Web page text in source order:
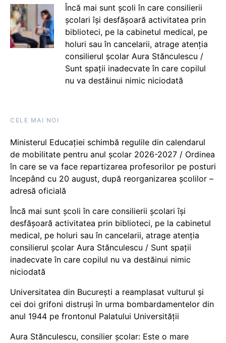
Încă mai sunt școli în care consilierii
școlari își desfășoară activitatea prin
biblioteci, pe la cabinetul medical, pe
holuri sau în cancelarii, atrage atenția
consilierul școlar Aura Stănculescu /
Sunt spații inadecvate în care copilul
nu va destăinui nimic niciodată
CELE MAI NOI
Ministerul Educației schimbă regulile din calendarul
de mobilitate pentru anul școlar 2026-2027 / Ordinea
în care se va face repartizarea profesorilor pe posturi
începând cu 20 august, după reorganizarea școlilor –
adresă oficială
Încă mai sunt școli în care consilierii școlari își
desfășoară activitatea prin biblioteci, pe la cabinetul
medical, pe holuri sau în cancelarii, atrage atenția
consilierul școlar Aura Stănculescu / Sunt spații
inadecvate în care copilul nu va destăinui nimic
niciodată
Universitatea din București a reamplasat vulturul și
cei doi grifoni distruși în urma bombardamentelor din
anul 1944 pe frontonul Palatului Universității
Aura Stănculescu, consilier școlar: Este o mare